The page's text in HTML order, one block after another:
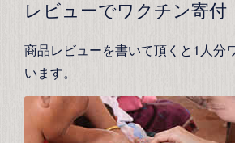
レビューでワクチン寄付
商品レビューを書いて頂くと1人分
います。